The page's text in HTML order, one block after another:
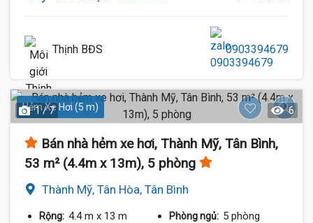
Thịnh BĐS 0903394679
Hẻm Xe Hơi (5 m)
1 / 7 6
Bán nhà hẻm xe hơi, Thành Mỹ, Tân Bình,
53 m² (4.4m x 13m), 5 phòng
Thành Mỹ, Tân Hòa, Tân Bình
Rộng: 4.4 m x 13 m Phòng ngủ: 5 phòng